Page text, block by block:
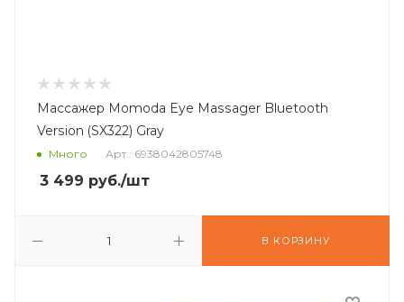
Массажер Momoda Eye Massager Bluetooth
Version (SX322) Gray
Много Арт.: 6938042805748
3 499 руб./шт
В КОРЗИНУ